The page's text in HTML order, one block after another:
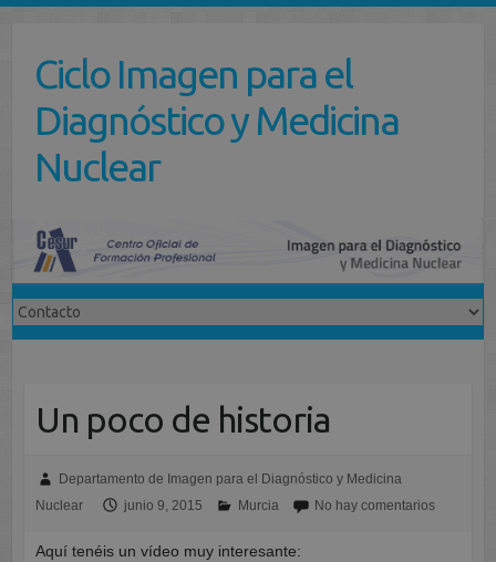
contenidoCiclo Imagen para el
Diagnóstico y Medicina
Nuclear
Un poco de historia
Departamento de Imagen para el Diagnóstico y Medicina
Nuclear
junio 9, 2015 Murcia No hay comentarios
Aquí tenéis un vídeo muy interesante: